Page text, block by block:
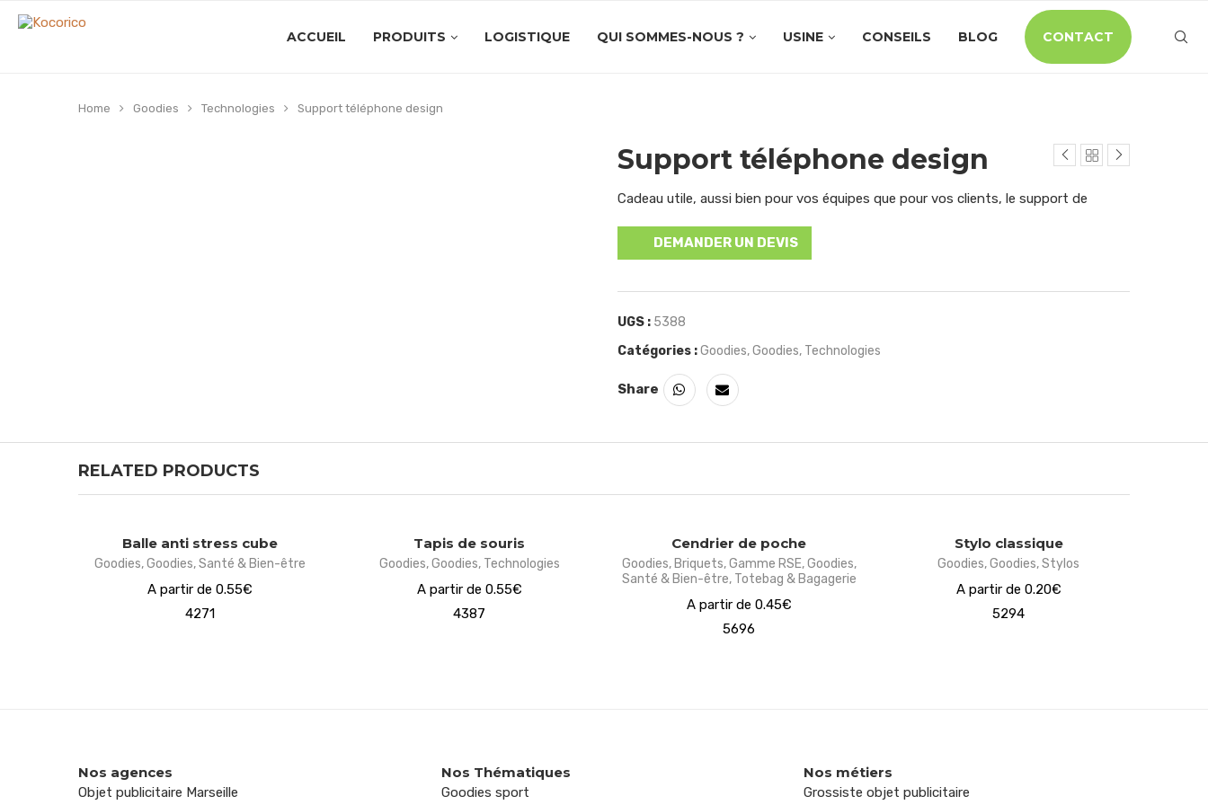
ACCUEIL PRODUITS LOGISTIQUE QUI SOMMES-NOUS ? USINE CONSEILS BLOG CONTACT
Home Goodies Technologies Support téléphone design
Support téléphone design
Cadeau utile, aussi bien pour vos équipes que pour vos clients, le support de
DEMANDER UN DEVIS
UGS : 5388
Catégories :Goodies,Goodies, Technologies
Share
RELATED PRODUCTS
Balle anti stress cube
Goodies,Goodies,Santé & Bien-être
A partir de 0.55€
4271
Tapis de souris
Goodies,Goodies, Technologies
A partir de 0.55€
4387
Cendrier de poche
Goodies, Briquets,Gamme RSE,Goodies,
Santé & Bien-être, Totebag & Bagagerie
A partir de 0.45€
5696
Stylo classique
Goodies,Goodies,Stylos
A partir de 0.20€
5294
Nos agences
Objet publicitaire Marseille
Nos Thématiques
Goodies sport
Nos métiers
Grossiste objet publicitaire